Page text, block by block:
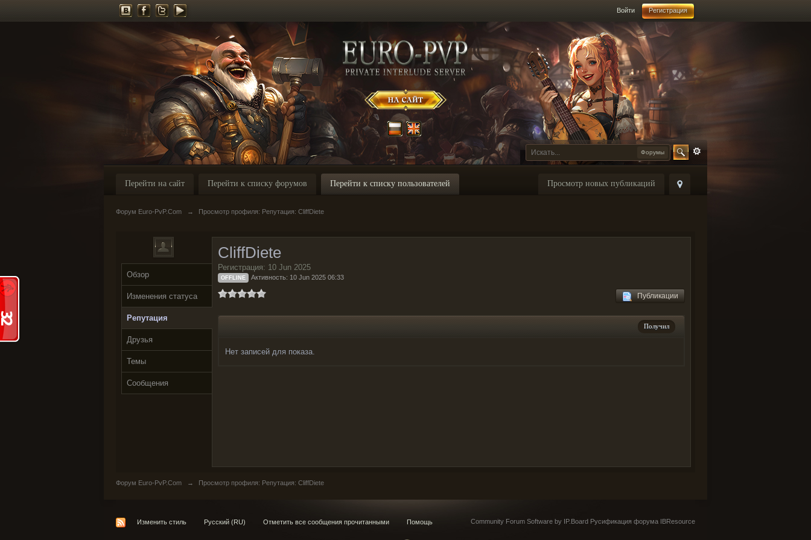
Войти Регистрация
Форумы
Просмотр новых публикаций
Перейти на сайт Перейти к списку форумов Перейти к списку пользователей
Форум Euro-PvP.Com → Просмотр профиля: Репутация: CliffDiete
Обзор
Изменения статуса
Репутация
Друзья
Темы
Сообщения
CliffDiete
Регистрация: 10 Jun 2025
OFFLINE Активность: 10 Jun 2025 06:33
Публикации
Получил
Нет записей для показа.
Форум Euro-PvP.Com → Просмотр профиля: Репутация: CliffDiete
Изменить стиль Русский (RU) Отметить все сообщения прочитанными Помощь Community Forum Software by IP.Board Русификация форума IBResource